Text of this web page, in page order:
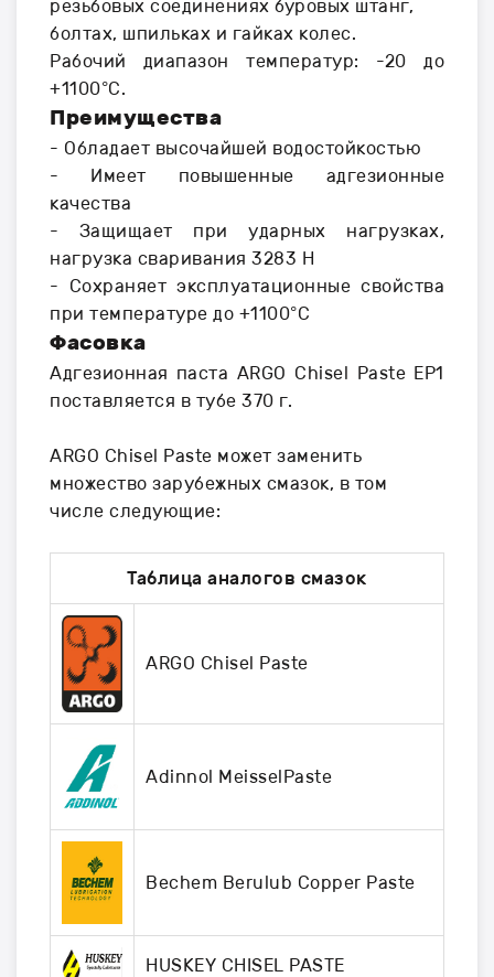
резьбовых соединениях буровых штанг,
болтах, шпильках и гайках колес.
Рабочий диапазон температур: -20 до
+1100°C.
Преимущества
- Обладает высочайшей водостойкостью
- Имеет повышенные адгезионные
качества
- Защищает при ударных нагрузках,
нагрузка сваривания 3283 H
- Сохраняет эксплуатационные свойства
при температуре до +1100°C
Фасовка
Адгезионная паста ARGO Chisel Paste EP1
поставляется в тубе 370 г.
ARGO Chisel Paste может заменить
множество зарубежных смазок, в том
числе следующие:
Таблица аналогов смазок
ARGO Chisel Paste
Adinnol MeisselPaste
Bechem Berulub Copper Paste
HUSKEY CHISEL PASTE